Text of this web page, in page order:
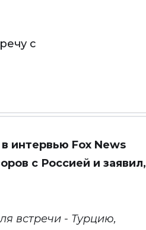
с
интервью Fox News
с Россией и заявил,
встречи - Турцию,